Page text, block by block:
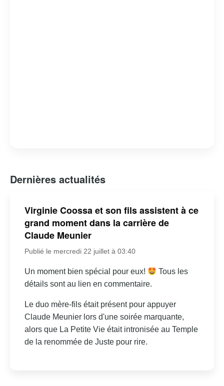
Dernières actualités
Virginie Coossa et son fils assistent à ce
grand moment dans la carrière de
Claude Meunier
Publié le mercredi 22 juillet à 03:40
Un moment bien spécial pour eux!
Tous les
détails sont au lien en commentaire.
Le duo mère-fils était présent pour appuyer
Claude Meunier lors d'une soirée marquante,
alors que La Petite Vie était intronisée au Temple
de la renommée de Juste pour rire.